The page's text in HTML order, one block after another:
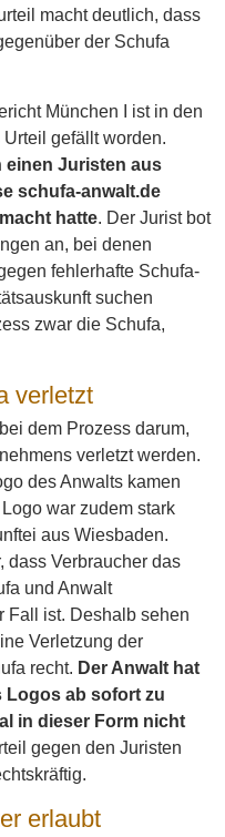
macht deutlich, dass
der Schufa
München I ist in den
gefällt worden.
einen Juristen aus
schufa-anwalt.de
hatte. Der Jurist bot
an, bei denen
fehlerhafte Schufa-
suchen
zwar die Schufa,
verletzt
dem Prozess darum,
verletzt werden.
des Anwalts kamen
war zudem stark
aus Wiesbaden.
dass Verbraucher das
und Anwalt
Fall ist. Deshalb sehen
Verletzung der
recht. Der Anwalt hat
Logos ab sofort zu
in dieser Form nicht
gegen den Juristen
erlaubt